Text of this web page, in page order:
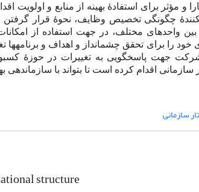
و مؤثر برای استفادۀ بهینه از منابع و
چگونگی تخصیص وظایف، نحوۀ قرار
واحدهای مختلف، در جهت استفاده از
خود را برای تحقق چشم‏انداز و اهداف و برنامه‏ها
جهت پاسخ‏گویی به تغییرات در حوزۀ
اقدام کرده است تا بتواند با
سازمانی
structure